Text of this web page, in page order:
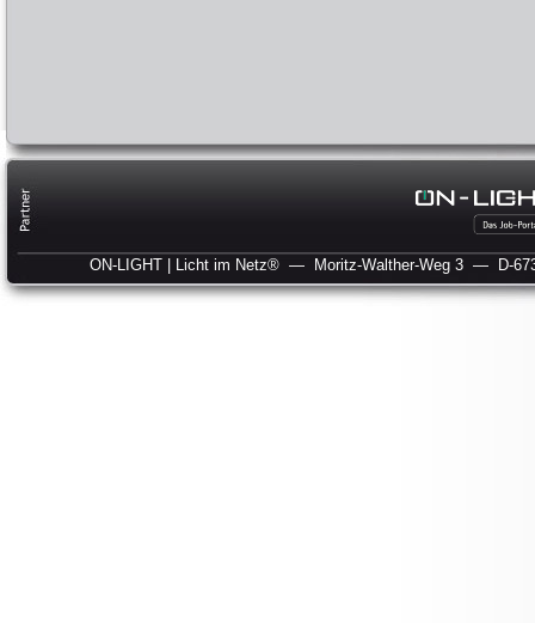
ON-LIGHT | Licht im Netz® — Moritz-Walther-Weg 3 — D-